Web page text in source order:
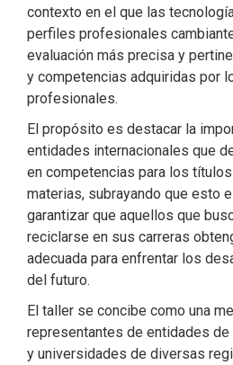
contexto en el que las
perfiles profesionales
evaluación más precisa y
y competencias adquiridas por
profesionales.
El propósito es destacar la
entidades internacionales que
en competencias para los
materias, subrayando que esto
garantizar que aquellos que
reciclarse en sus carreras
adecuada para enfrentar los
del futuro.
El taller se concibe como una
representantes de entidades
y universidades de diversas